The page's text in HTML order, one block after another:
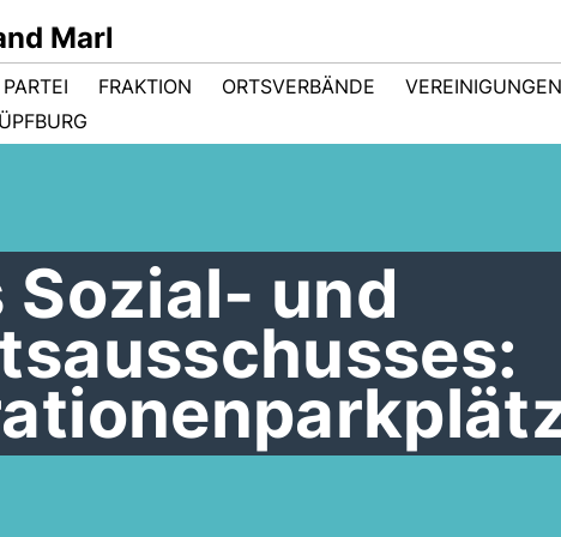
Marl
PARTEI FRAKTION ORTSVERBÄNDE
VEREINIGUNGEN
und